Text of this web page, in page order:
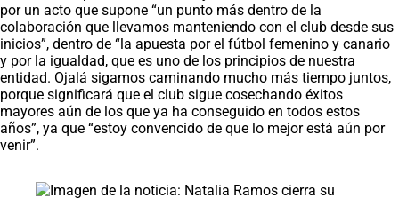
por un acto que supone “un punto más dentro de la
colaboración que llevamos manteniendo con el club desde sus
inicios”, dentro de “la apuesta por el fútbol femenino y canario
y por la igualdad, que es uno de los principios de nuestra
entidad. Ojalá sigamos caminando mucho más tiempo juntos,
porque significará que el club sigue cosechando éxitos
mayores aún de los que ya ha conseguido en todos estos
años”, ya que “estoy convencido de que lo mejor está aún por
venir”.